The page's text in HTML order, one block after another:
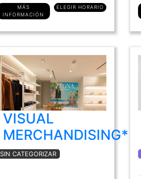
MÁS
INFORMACIÓN
ELEGIR HORARIO
VISUAL
MERCHANDISING*
SIN CATEGORIZAR